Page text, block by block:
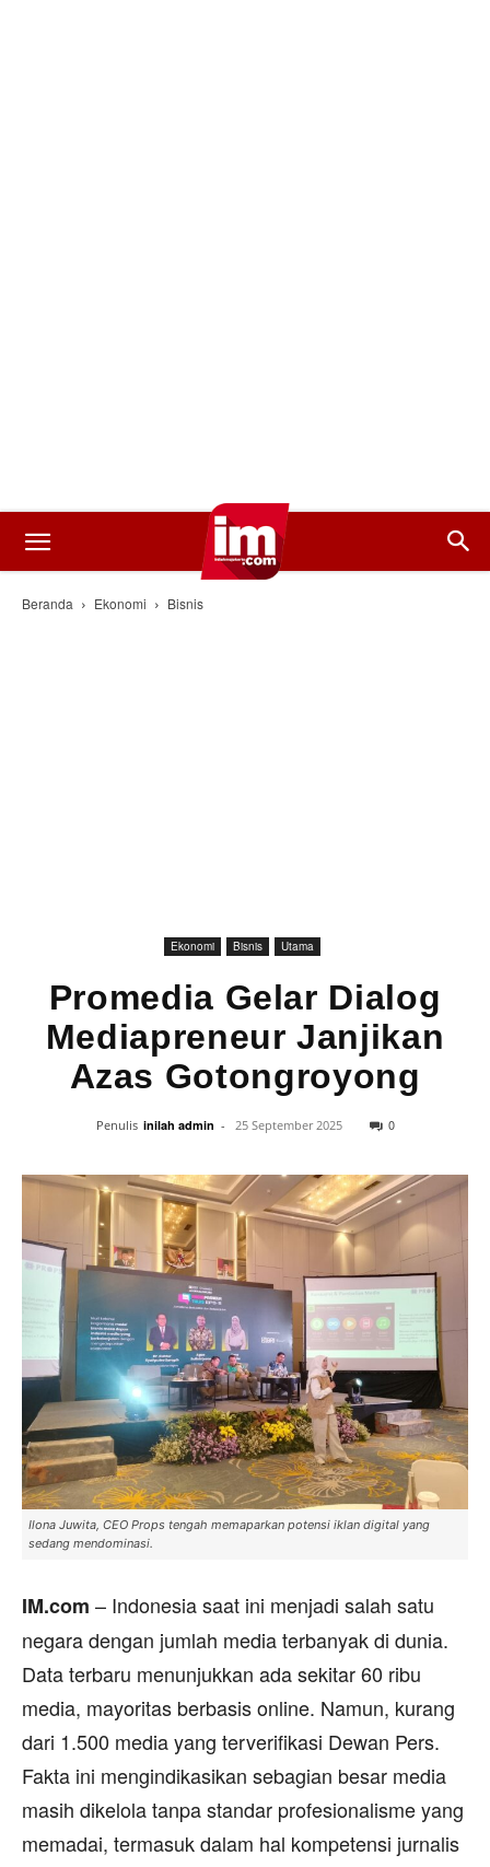
Beranda Ekonomi Bisnis
Ekonomi Bisnis Utama
‎Promedia Gelar Dialog
Mediapreneur Janjikan
Azas Gotongroyong
Penulis inilah admin - 25 September 2025 0
Ilona Juwita, CEO Props tengah memaparkan potensi iklan digital yang
sedang mendominasi.
IM.com – ‎Indonesia saat ini menjadi salah satu
negara dengan jumlah media terbanyak di dunia.
Data terbaru menunjukkan ada sekitar 60 ribu
media, mayoritas berbasis online. Namun, kurang
dari 1.500 media yang terverifikasi Dewan Pers.
Fakta ini mengindikasikan sebagian besar media
masih dikelola tanpa standar profesionalisme yang
memadai, termasuk dalam hal kompetensi jurnalis